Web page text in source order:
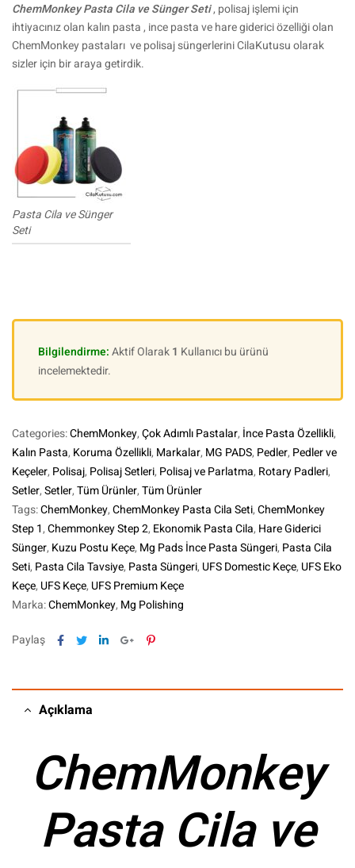
ChemMonkey Pasta Cila ve Sünger Seti, polisaj işlemi için
ihtiyacınız olan kalın pasta , ince pasta ve hare giderici özelliği olan
ChemMonkey pastaları ve polisaj süngerlerini CilaKutusu olarak
sizler için bir araya getirdik.
Pasta Cila ve Sünger
Seti
Bilgilendirme:Aktif Olarak1 Kullanıcı bu ürünü
incelemektedir.
Categories:ChemMonkey,Çok Adımlı Pastalar, İnce Pasta Özellikli,
Kalın Pasta, Koruma Özellikli, Markalar, MG PADS, Pedler, Pedler ve
Keçeler, Polisaj, Polisaj Setleri, Polisaj ve Parlatma, Rotary Padleri,
Setler,Setler,Tüm Ürünler,Tüm Ürünler
Tags:ChemMonkey,ChemMonkey Pasta Cila Seti,ChemMonkey
Step 1,Chemmonkey Step 2, Ekonomik Pasta Cila, Hare Giderici
Sünger, Kuzu Postu Keçe, Mg Pads İnce Pasta Süngeri, Pasta Cila
Seti, Pasta Cila Tavsiye, Pasta Süngeri, UFS Domestic Keçe, UFS Eko
Keçe, UFS Keçe, UFS Premium Keçe
Marka:ChemMonkey, Mg Polishing
Paylaş Facebook
TwitterLinkedinGoogle+Pinterest
Açıklama
ChemMonkey
Pasta Cila ve